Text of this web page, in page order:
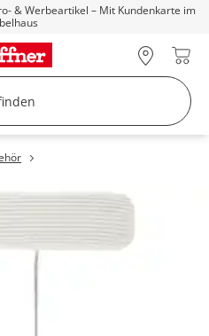
& Werbeartikel – Mit Kundenkarte im